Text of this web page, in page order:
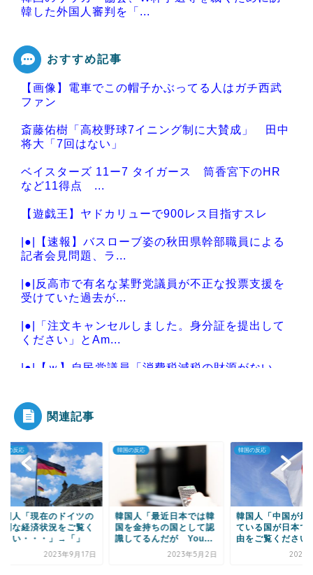
韓した外国人審判を「...
Powered by livedoor 相互RSS
おすすめ記事
【画像】電車でこの帽子かぶってる人はガチ西武
ファン
斎藤佑樹「高校野球7イニング制に大賛成」 田中
将大「7回はない」
ベイスターズ 11ー7 タイガース 筒香宮下のHR
など11得点 ...
【遊戯王】ヤドカリューで900レス目指すスレ
|●|【速報】バスローブ姿の秋田県幹部職員による
記者会見問題、ラ...
|●|反高市で有名な某野党議員が不正な投票支援を
受けていた過去が...
|●|「注文キャンセルしました。身分証を提出して
ください」とAm...
|●|【ｗ】自民党議員「消費税減税の財源がない
Powered by livedoor 相互RSS
関連記事
反応
人「現在のドイツの
な経済状況をご覧く
い・・・」→「」
2023年9月17日
韓国の反応
韓国人「最近日本では韓
国を金持ちの国として認
識してるんだが You...
2023年5月2日
韓国の反応
韓国人「中国が最も
ている国が日本であ
由をご覧ください」
2020年9